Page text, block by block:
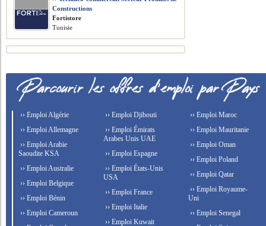
Constructions
Fortistore
Tunisie
›› Emploi Algérie
›› Emploi Allemagne
›› Emploi Arabie
Saoudite KSA
›› Emploi Australie
›› Emploi Belgique
›› Emploi Bénin
›› Emploi Cameroun
›› Emploi Djibouti
›› Emploi Émirats
Arabes Unis UAE
›› Emploi Espagne
›› Emploi États-Unis
USA
›› Emploi France
›› Emploi Italie
›› Emploi Kuwait
›› Emploi Maroc
›› Emploi Mauritanie
›› Emploi Oman
›› Emploi Poland
›› Emploi Qatar
›› Emploi Royaume-
Uni
›› Emploi Senegal